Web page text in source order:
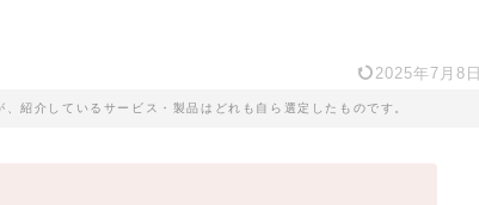
2025年7月8日
紹介しているサービス・製品はどれも自ら選定したものです。